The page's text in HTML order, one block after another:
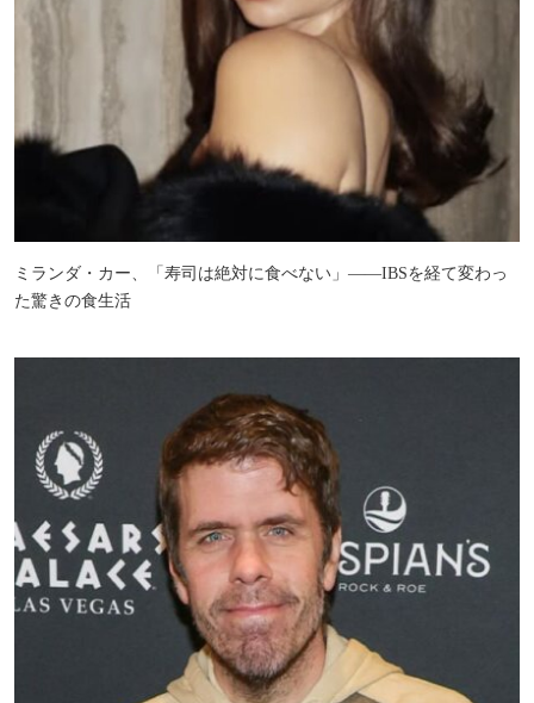
ミランダ・カー、「寿司は絶対に食べない」――IBSを経て変わっ
た驚きの食生活